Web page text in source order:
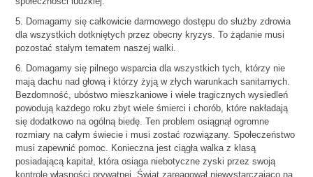
5. Domagamy się całkowicie darmowego dostępu do służby zdrowia
dla wszystkich dotkniętych przez obecny kryzys. To żądanie musi
pozostać stałym tematem naszej walki.
6. Domagamy się pilnego wsparcia dla wszystkich tych, którzy nie
mają dachu nad głową i którzy żyją w złych warunkach sanitarnych.
Bezdomność, ubóstwo mieszkaniowe i wiele tragicznych wysiedleń
powodują każdego roku zbyt wiele śmierci i chorób, które nakładają
się dodatkowo na ogólną biedę. Ten problem osiągnął ogromne
rozmiary na całym świecie i musi zostać rozwiązany. Społeczeństwo
musi zapewnić pomoc. Konieczna jest ciągła walka z klasą
posiadającą kapitał, która osiąga niebotyczne zyski przez swoją
kontrolę własności prywatnej. Świat zareagował niewystarczająco na